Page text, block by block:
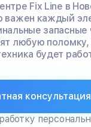
Fix Line в
важен каждый
любую
будет
консультация